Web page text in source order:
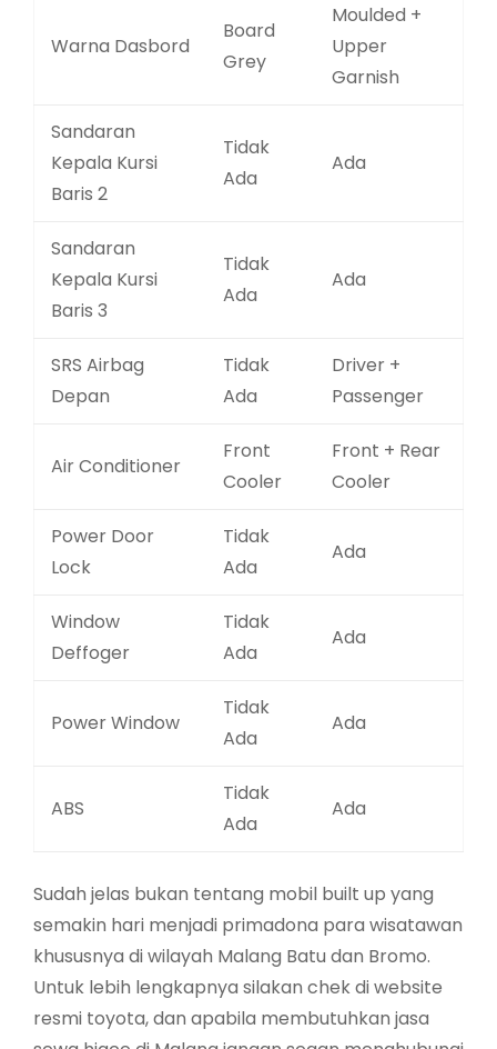
Warna Dasbord
Board
Grey
Moulded +
Upper
Garnish
Sandaran
Kepala Kursi
Baris 2
Tidak
Ada
Ada
Sandaran
Kepala Kursi
Baris 3
Tidak
Ada
Ada
SRS Airbag
Depan
Tidak
Ada
Driver +
Passenger
Air Conditioner
Front
Cooler
Front + Rear
Cooler
Power Door
Lock
Tidak
Ada
Ada
Window
Deffoger
Tidak
Ada
Ada
Power Window
Tidak
Ada
Ada
ABS
Tidak
Ada
Ada
Sudah jelas bukan tentang mobil built up yang
semakin hari menjadi primadona para wisatawan
khususnya di wilayah Malang Batu dan Bromo.
Untuk lebih lengkapnya silakan chek di website
resmi toyota, dan apabila membutuhkan jasa